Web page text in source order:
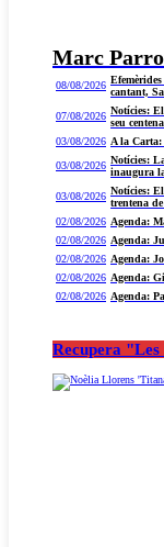
Marc
08/08/2026
cantant,
07/08/2026 Notícies:
seu
03/08/2026 A la Carta:
03/08/2026 Notícies:
inaugura
03/08/2026 Notícies:
trentena
02/08/2026 Agenda:
02/08/2026 Agenda:
02/08/2026 Agenda:
02/08/2026 Agenda:
02/08/2026 Agenda:
Recupera